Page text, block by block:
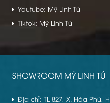
Youtube: Mỹ Linh Tú
Tiktok: Mỹ Linh Tú
SHOWROOM MỸ LINH TÚ
Địa chỉ: TL 827, X. Hòa Phú,